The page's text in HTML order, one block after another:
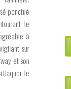
ponctué
le
à
sur
et son
le